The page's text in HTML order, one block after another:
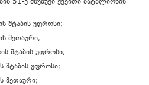
შტაბის უფროსი;
მეთაური;
შტაბის უფროსი;
შტაბის უფროსი;
მეთაური;